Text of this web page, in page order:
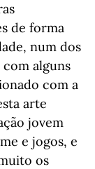
de forma
num dos
alguns
com a
arte
jovem
e jogos, e
os